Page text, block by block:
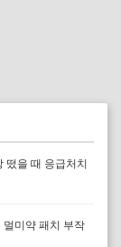
떴을 때 응급처치
멀미약 패치 부작